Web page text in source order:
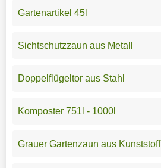
Gartenartikel 45l
Sichtschutzzaun aus Metall
Doppelflügeltor aus Stahl
Komposter 751l - 1000l
Grauer Gartenzaun aus Kunststoff